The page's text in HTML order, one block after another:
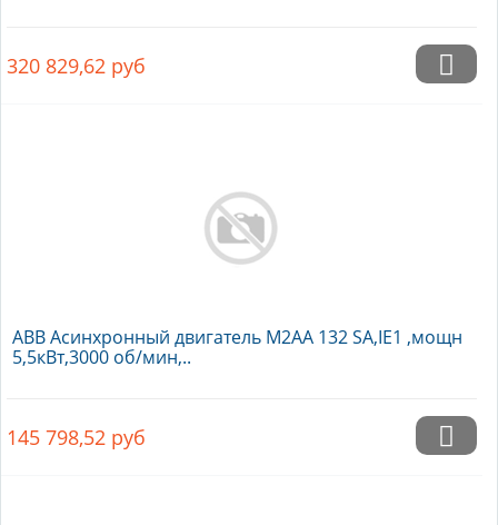
320 829,62 руб
ABB Асинхронный двигатель M2AA 132 SA,IE1 ,мощн
5,5кВт,3000 об/мин,..
145 798,52 руб